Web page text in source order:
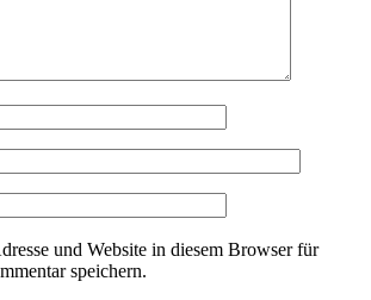
und Website in diesem Browser für
speichern.